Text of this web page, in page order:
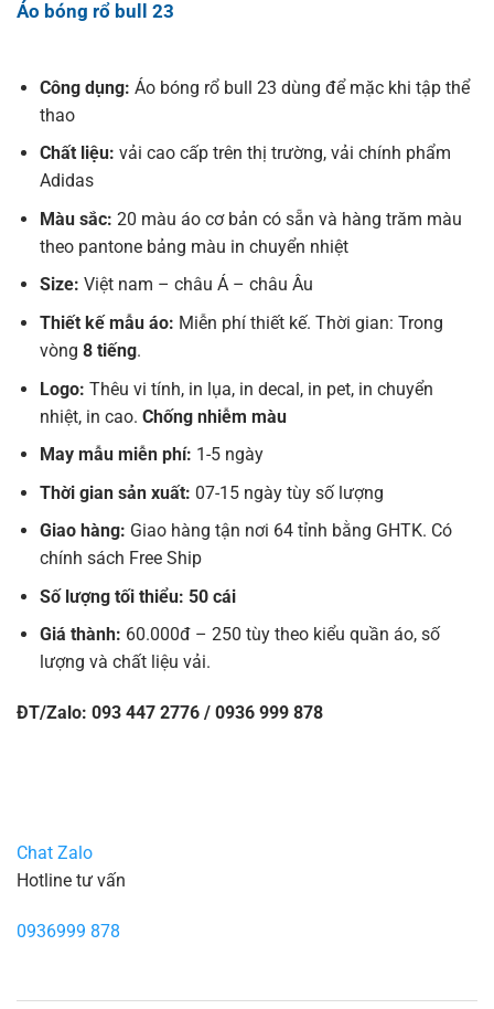
Áo bóng rổ bull 23
Công dụng: Áo bóng rổ bull 23 dùng để mặc khi tập thể
thao
Chất liệu: vải cao cấp trên thị trường, vải chính phẩm
Adidas
Màu sắc: 20 màu áo cơ bản có sẵn và hàng trăm màu
theo pantone bảng màu in chuyển nhiệt
Size: Việt nam – châu Á – châu Âu
Thiết kế mẫu áo: Miễn phí thiết kế. Thời gian: Trong
vòng 8 tiếng.
Logo: Thêu vi tính, in lụa, in decal, in pet, in chuyển
nhiệt, in cao. Chống nhiễm màu
May mẫu miễn phí: 1-5 ngày
Thời gian sản xuất: 07-15 ngày tùy số lượng
Giao hàng: Giao hàng tận nơi 64 tỉnh bằng GHTK. Có
chính sách Free Ship
Số lượng tối thiểu: 50 cái
Giá thành: 60.000đ – 250 tùy theo kiểu quần áo, số
lượng và chất liệu vải.
ĐT/Zalo: 093 447 2776 / 0936 999 878
Chat Zalo
Hotline tư vấn
0936999 878